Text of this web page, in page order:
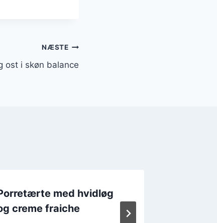
NÆSTE
ost i skøn balance
med hvidløg
creme fraiche